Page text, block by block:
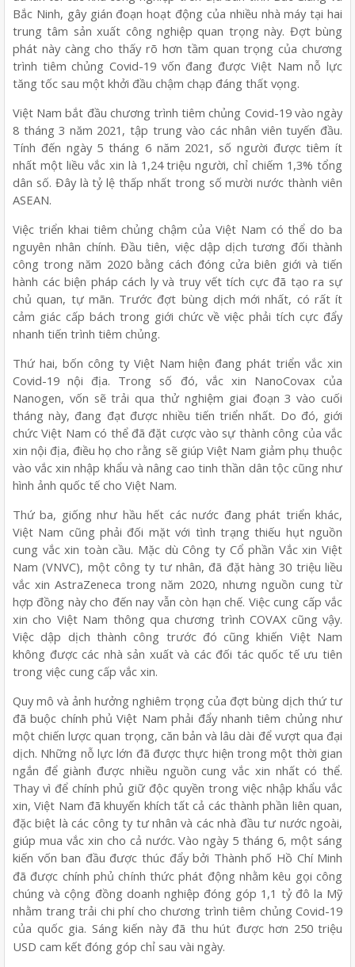
Bắc Ninh, gây gián đoạn hoạt động của nhiều nhà máy tại hai
trung tâm sản xuất công nghiệp quan trọng này. Đợt bùng
phát này càng cho thấy rõ hơn tầm quan trọng của chương
trình tiêm chủng Covid-19 vốn đang được Việt Nam nỗ lực
tăng tốc sau một khởi đầu chậm chạp đáng thất vọng.
Việt Nam bắt đầu chương trình tiêm chủng Covid-19 vào ngày
8 tháng 3 năm 2021, tập trung vào các nhân viên tuyến đầu.
Tính đến ngày 5 tháng 6 năm 2021, số người được tiêm ít
nhất một liều vắc xin là 1,24 triệu người, chỉ chiếm 1,3% tổng
dân số. Đây là tỷ lệ thấp nhất trong số mười nước thành viên
ASEAN.
Việc triển khai tiêm chủng chậm của Việt Nam có thể do ba
nguyên nhân chính. Đầu tiên, việc dập dịch tương đối thành
công trong năm 2020 bằng cách đóng cửa biên giới và tiến
hành các biện pháp cách ly và truy vết tích cực đã tạo ra sự
chủ quan, tự mãn. Trước đợt bùng dịch mới nhất, có rất ít
cảm giác cấp bách trong giới chức về việc phải tích cực đẩy
nhanh tiến trình tiêm chủng.
Thứ hai, bốn công ty Việt Nam hiện đang phát triển vắc xin
Covid-19 nội địa. Trong số đó, vắc xin NanoCovax của
Nanogen, vốn sẽ trải qua thử nghiệm giai đoạn 3 vào cuối
tháng này, đang đạt được nhiều tiến triển nhất. Do đó, giới
chức Việt Nam có thể đã đặt cược vào sự thành công của vắc
xin nội địa, điều họ cho rằng sẽ giúp Việt Nam giảm phụ thuộc
vào vắc xin nhập khẩu và nâng cao tinh thần dân tộc cũng như
hình ảnh quốc tế cho Việt Nam.
Thứ ba, giống như hầu hết các nước đang phát triển khác,
Việt Nam cũng phải đối mặt với tình trạng thiếu hụt nguồn
cung vắc xin toàn cầu. Mặc dù Công ty Cổ phần Vắc xin Việt
Nam (VNVC), một công ty tư nhân, đã đặt hàng 30 triệu liều
vắc xin AstraZeneca trong năm 2020, nhưng nguồn cung từ
hợp đồng này cho đến nay vẫn còn hạn chế. Việc cung cấp vắc
xin cho Việt Nam thông qua chương trình COVAX cũng vậy.
Việc dập dịch thành công trước đó cũng khiến Việt Nam
không được các nhà sản xuất và các đối tác quốc tế ưu tiên
trong việc cung cấp vắc xin.
Quy mô và ảnh hưởng nghiêm trọng của đợt bùng dịch thứ tư
đã buộc chính phủ Việt Nam phải đẩy nhanh tiêm chủng như
một chiến lược quan trọng, căn bản và lâu dài để vượt qua đại
dịch. Những nỗ lực lớn đã được thực hiện trong một thời gian
ngắn để giành được nhiều nguồn cung vắc xin nhất có thể.
Thay vì để chính phủ giữ độc quyền trong việc nhập khẩu vắc
xin, Việt Nam đã khuyến khích tất cả các thành phần liên quan,
đặc biệt là các công ty tư nhân và các nhà đầu tư nước ngoài,
giúp mua vắc xin cho cả nước. Vào ngày 5 tháng 6, một sáng
kiến vốn ban đầuđược thúc đẩy bởi Thành phố Hồ ChíMinh
đã được chính phủ chính thức phát động nhằm kêu gọi công
chúng và cộng đồng doanh nghiệpđóng góp 1,1 tỷ đô la Mỹ
nhằm trang trải chi phí cho chương trình tiêm chủng Covid-19
của quốc gia. Sáng kiến này đã thu hút được hơn 250 triệu
USD cam kết đóng góp chỉ sau vài ngày.